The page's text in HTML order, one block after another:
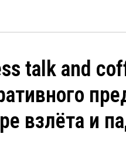
talk and
взлёта и